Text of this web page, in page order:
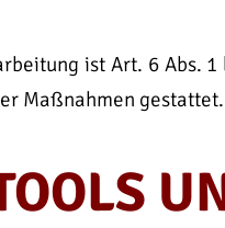
ist Art. 6 Abs.
Maßnahmen gestattet.